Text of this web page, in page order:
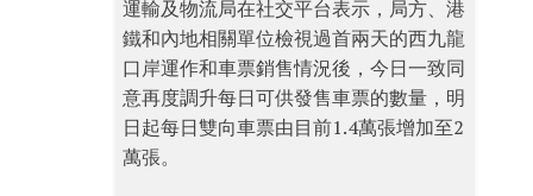
運輸及物流局在社交平台表示，局方、港
鐵和內地相關單位檢視過首兩天的西九龍
口岸運作和車票銷售情況後，今日一致同
意再度調升每日可供發售車票的數量，明
日起每日雙向車票由目前1.4萬張增加至2
萬張。